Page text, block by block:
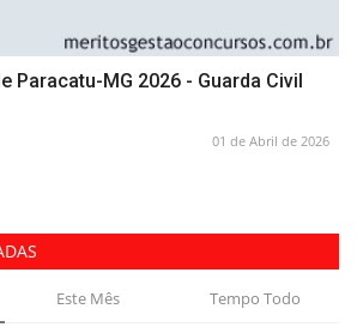
Paracatu-MG 2026 - Guarda Civil
01 de Abril de 2026
Este Mês Tempo Todo